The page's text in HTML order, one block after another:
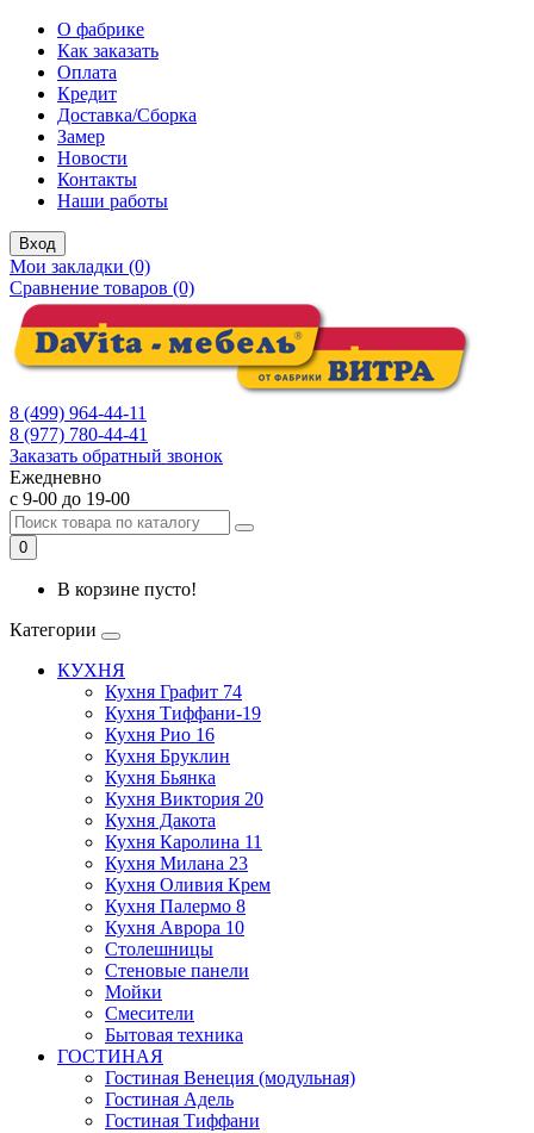
О фабрике
Как заказать
Оплата
Кредит
Доставка/Сборка
Замер
Новости
Контакты
Наши работы
Вход
Мои закладки (0)
Сравнение товаров (0)
8 (499) 964-44-11
8 (977) 780-44-41
Заказать обратный звонок
Ежедневно
с 9-00 до 19-00
0
В корзине пусто!
Категории
КУХНЯ
Кухня Графит 74
Кухня Тиффани-19
Кухня Рио 16
Кухня Бруклин
Кухня Бьянка
Кухня Виктория 20
Кухня Дакота
Кухня Каролина 11
Кухня Милана 23
Кухня Оливия Крем
Кухня Палермо 8
Кухня Аврора 10
Столешницы
Стеновые панели
Мойки
Смесители
Бытовая техника
ГОСТИНАЯ
Гостиная Венеция (модульная)
Гостиная Адель
Гостиная Тиффани